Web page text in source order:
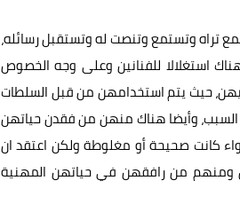
تراه وتستمع وتنصت له وتستقبل رسائله،
استغلالا للفنانين وعلى وجه الخصوص
حيث يتم استخدامهن من قبل السلطات
السبب، وأيضا هناك منهن من فقدن حياتهن
كانت صحيحة أو مغلوطة ولكن اعتقد ان
ومنهم من رافقهن في حياتهن المهنية